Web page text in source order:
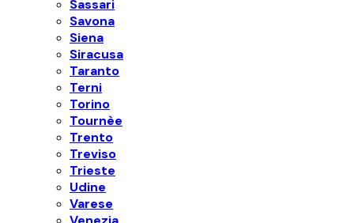
Sassari
Savona
Siena
Siracusa
Taranto
Terni
Torino
Tournèe
Trento
Treviso
Trieste
Udine
Varese